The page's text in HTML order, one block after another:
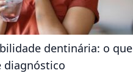
dentinária: o que
diagnóstico